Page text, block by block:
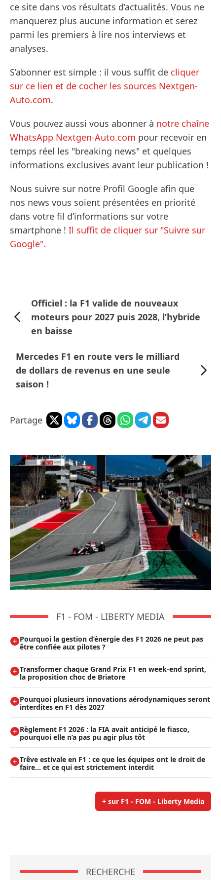
ce site dans vos résultats d’actualités. Vous ne
manquerez plus aucune information et serez
parmi les premiers à lire nos interviews et
analyses.
S’abonner est simple : il vous suffit de cliquer
sur ce lien et de cocher les sources Nextgen-
Auto.com.
Vous pouvez aussi vous abonner à notre chaîne
WhatsApp Nextgen-Auto.com pour recevoir en
temps réel les "breaking news" et quelques
informations exclusives avant leur publication !
Nous suivre sur notre Profil Google afin que
nos news vous soient présentées en priorité
dans votre fil d’informations sur votre
smartphone ! Il suffit de cliquer sur "Suivre sur
Google".
Officiel : la F1 valide de nouveaux
moteurs pour 2027 puis 2028, l’hybride
en baisse
Mercedes F1 en route vers le milliard
de dollars de revenus en une seule
saison !
Partage
F1 - FOM - LIBERTY MEDIA
Pourquoi la gestion d’énergie des F1 2026 ne peut pas
être confiée aux pilotes ?
Transformer chaque Grand Prix F1 en week-end sprint,
la proposition choc de Briatore
Pourquoi plusieurs innovations aérodynamiques seront
interdites en F1 dès 2027
Règlement F1 2026 : la FIA avait anticipé le fiasco,
pourquoi elle n’a pas pu agir plus tôt
Trêve estivale en F1 : ce que les équipes ont le droit de
faire... et ce qui est strictement interdit
+ sur F1 - FOM - Liberty Media
RECHERCHE